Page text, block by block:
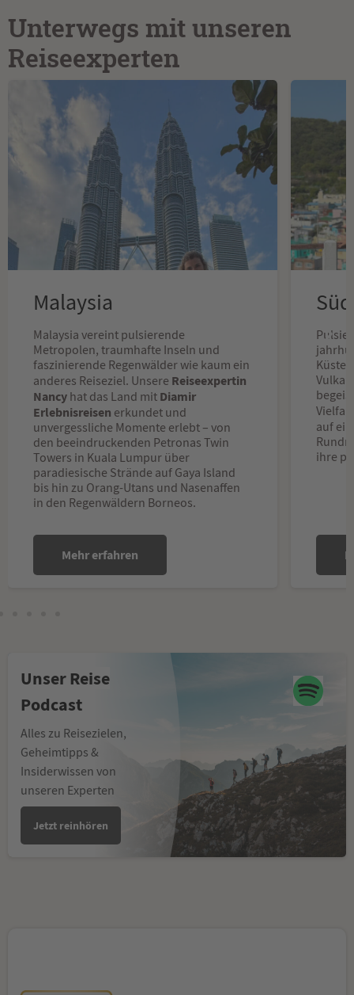
Unterwegs mit unseren
Reiseexperten
Malaysia
Malaysia vereint pulsierende
Metropolen, traumhafte Inseln und
faszinierende Regenwälder wie kaum ein
anderes Reiseziel. Unsere Reiseexpertin
Nancy hat das Land mit Diamir
Erlebnisreisen erkundet und
unvergessliche Momente erlebt – von
den beeindruckenden Petronas Twin
Towers in Kuala Lumpur über
paradiesische Strände auf Gaya Island
bis hin zu Orang-Utans und Nasenaffen
in den Regenwäldern Borneos.
Mehr erfahren
auf
ihre
Unser Reise
Podcast
Alles zu Reisezielen,
Geheimtipps &
Insiderwissen von
unseren Experten
Jetzt reinhören